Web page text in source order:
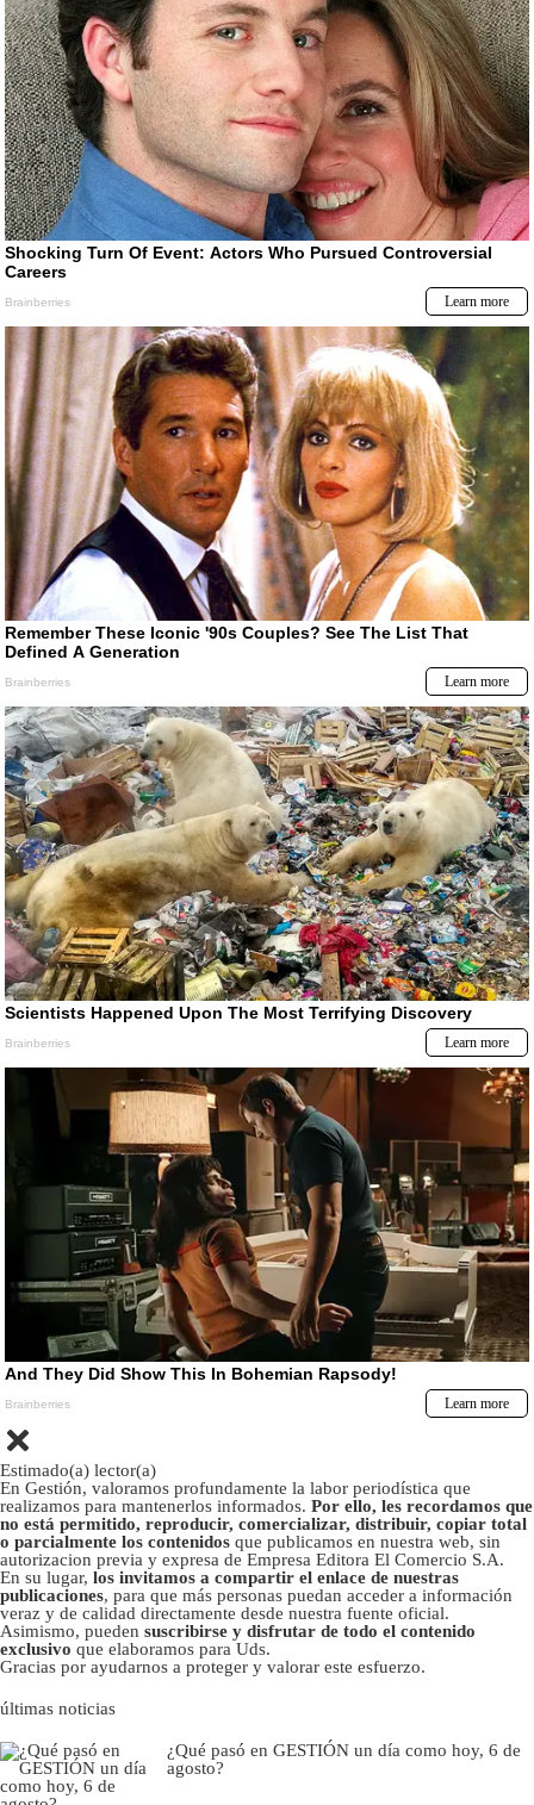
Estimado(a) lector(a)
En Gestión, valoramos profundamente la labor periodística que
realizamos para mantenerlos informados. Por ello, les recordamos que
no está permitido, reproducir, comercializar, distribuir, copiar total
o parcialmente los contenidos que publicamos en nuestra web, sin
autorizacion previa y expresa de Empresa Editora El Comercio S.A.
En su lugar, los invitamos a compartir el enlace de nuestras
publicaciones, para que más personas puedan acceder a información
veraz y de calidad directamente desde nuestra fuente oficial.
Asimismo, pueden suscribirse y disfrutar de todo el contenido
exclusivo que elaboramos para Uds.
Gracias por ayudarnos a proteger y valorar este esfuerzo.
últimas noticias
¿Qué pasó en GESTIÓN un día como hoy, 6 de
agosto?